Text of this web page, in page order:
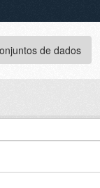
de dados